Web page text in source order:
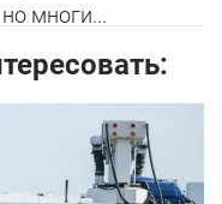
многи...